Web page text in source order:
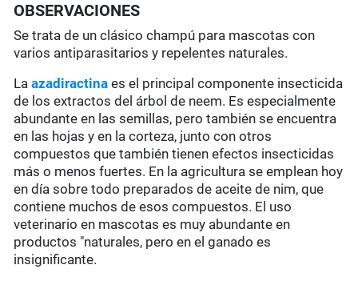
OBSERVACIONES
Se trata de un clásico champú para mascotas con
varios antiparasitarios y repelentes naturales.
Laazadiractina es el principal componente insecticida
de los extractos del árbol de neem. Es especialmente
abundante en las semillas, pero también se encuentra
en las hojas y en la corteza, junto con otros
compuestos que también tienen efectos insecticidas
más o menos fuertes. En la agricultura se emplean hoy
en día sobre todo preparados de aceite de nim, que
contiene muchos de esos compuestos. El uso
veterinario en mascotas es muy abundante en
productos "naturales, pero en el ganado es
insignificante.